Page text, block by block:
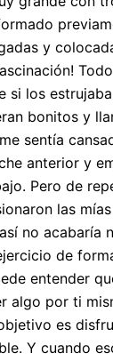
y
si los
bonitos y
sentía
anterior y
Pero de
las
no acabaría
de
entender
algo por ti
es
Y cuando